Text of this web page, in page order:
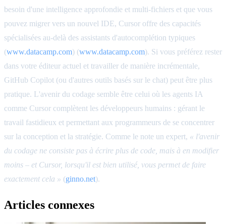
besoin d'une intelligence approfondie et multi-fichiers et que vous
pouvez migrer vers un nouvel IDE, Cursor offre des capacités
spécialisées au-delà des assistants d'autocomplétion typiques
(www.datacamp.com) (www.datacamp.com). Si vous préférez rester
dans votre éditeur actuel et travailler de manière incrémentale,
GitHub Copilot (ou d'autres outils basés sur le chat) peut être plus
pratique. L'avenir du codage semble être celui où les agents IA
comme Cursor complètent les développeurs humains : gérant le
travail fastidieux et permettant aux programmeurs de se concentrer
sur la conception et la stratégie. Comme le note un expert, « l'avenir
du codage ne consiste pas à écrire plus de code, mais à en modifier
moins – et Cursor, lorsqu'il est bien utilisé, vous permet de faire
exactement cela » (ginno.net).
Articles connexes